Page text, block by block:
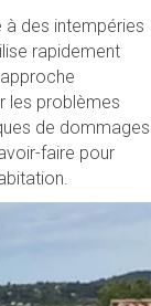
à des intempéries
rapidement
les problèmes
de dommages
faire pour